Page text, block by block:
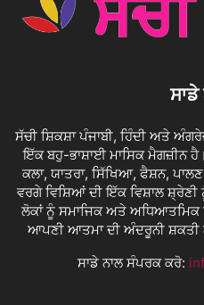
ਸਾਡੇ
ਸੱਚੀ ਸ਼ਿਕਸ਼ਾ ਪੰਜਾਬੀ, ਹਿੰਦੀ ਅਤੇ
ਇੱਕ ਬਹੁ-ਭਾਸ਼ਾਈ ਮਾਸਿਕ ਮੈਗਜ਼ੀਨ
ਕਲਾ, ਯਾਤਰਾ, ਸਿੱਖਿਆ, ਫੈਸ਼ਨ,
ਵਰਗੇ ਵਿਸ਼ਿਆਂ ਦੀ ਇੱਕ ਵਿਸ਼ਾਲ
ਲੋਕਾਂ ਨੂੰ ਸਮਾਜਿਕ ਅਤੇ ਅਧਿਆਤਮਿਕ
ਆਪਣੀ ਆਤਮਾ ਦੀ ਅੰਦਰੂਨੀ ਸ਼ਕਤੀ
ਸਾਡੇ ਨਾਲ ਸੰਪਰਕ ਕਰੋ: